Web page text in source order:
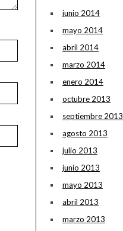
junio 2014
mayo 2014
abril 2014
marzo 2014
enero 2014
octubre 2013
septiembre 2013
agosto 2013
julio 2013
junio 2013
mayo 2013
abril 2013
marzo 2013